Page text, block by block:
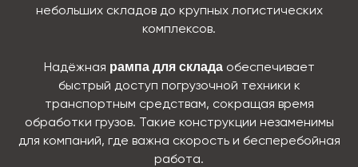
небольших складов до крупных логистических
комплексов.
Надёжная рампа для складаобеспечивает
быстрый доступ погрузочной техники к
транспортным средствам, сокращая время
обработки грузов. Такие конструкции незаменимы
для компаний, где важна скорость и бесперебойная
работа.